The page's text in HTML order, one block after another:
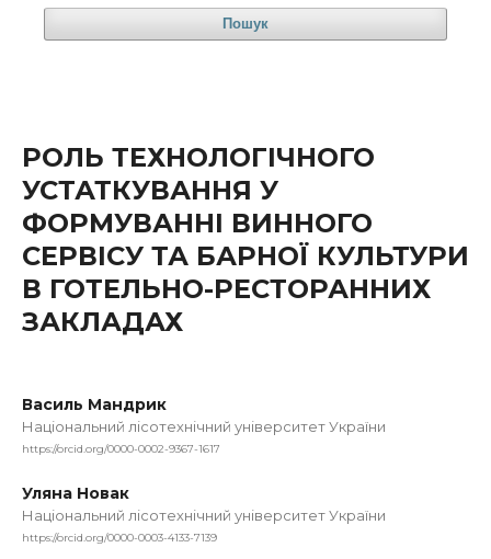
Пошук
РОЛЬ ТЕХНОЛОГІЧНОГО
УСТАТКУВАННЯ У
ФОРМУВАННІ ВИННОГО
СЕРВІСУ ТА БАРНОЇ КУЛЬТУРИ
В ГОТЕЛЬНО-РЕСТОРАННИХ
ЗАКЛАДАХ
Василь Мандрик
Національний лісотехнічний університет України
https://orcid.org/0000-0002-9367-1617
Уляна Новак
Національний лісотехнічний університет України
https://orcid.org/0000-0003-4133-7139